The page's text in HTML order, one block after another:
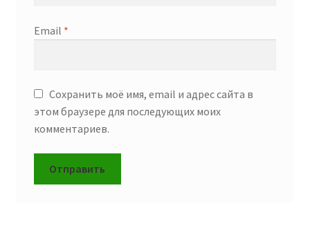
Email *
Сохранить моё имя, email и адрес сайта в
этом браузере для последующих моих
комментариев.